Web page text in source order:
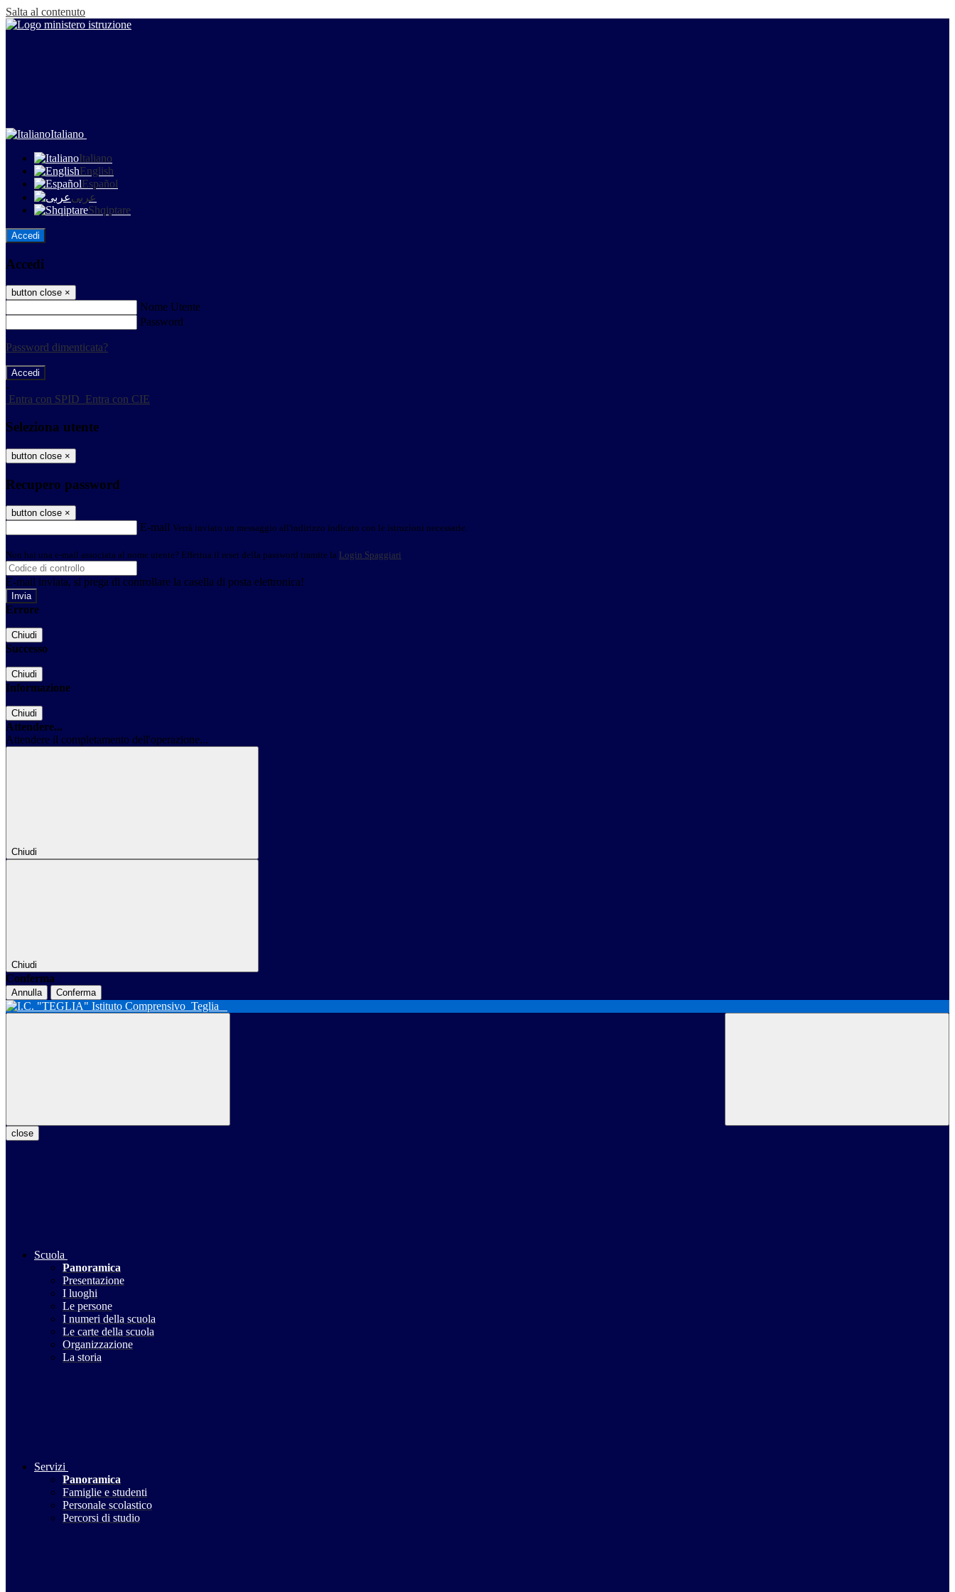
Salta al contenuto
Italiano
Italiano
English
Español
عربى
Shqiptare
Accedi
Accedi
button close ×
Nome Utente
Password
Password dimenticata?
-
Entra con SPID Entra con CIE
Seleziona utente
button close ×
Recupero password
button close ×
E-mail Verrà inviato un messaggio all'indirizzo indicato con le istruzioni necessarie.
Non hai una e-mail associata al nome utente? Effettua il reset della password tramite la Login Spaggiari
E-mail inviata, si prega di controllare la casella di posta elettronica!
Errore
Chiudi
Successo
Chiudi
Informazione
Chiudi
Attendere...
Attendere il completamento dell'operazione...
Chiudi
Chiudi
Conferma
Annulla Conferma
Istituto Comprensivo Teglia
close
Scuola
Panoramica
Presentazione
I luoghi
Le persone
I numeri della scuola
Le carte della scuola
Organizzazione
La storia
Servizi
Panoramica
Famiglie e studenti
Personale scolastico
Percorsi di studio